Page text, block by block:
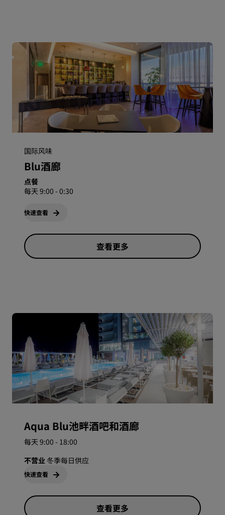
国际风味
Blu酒廊
点餐
每天 9:00 - 0:30
快速查看
查看更多
Aqua Blu池畔酒吧和酒廊
每天 9:00 - 18:00
不营业 冬季每日供应
快速查看
查看更多